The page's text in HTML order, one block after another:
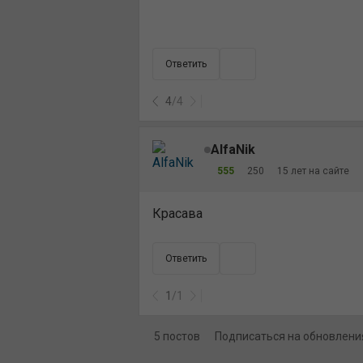
Ответить
4/4
AlfaNik
555 250 15 лет на сайте
Красава
Ответить
1 /1
5 постов Подписаться на